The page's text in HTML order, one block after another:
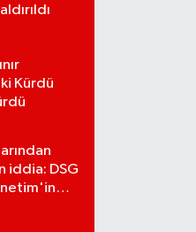
Kürdü
iddia: DSG